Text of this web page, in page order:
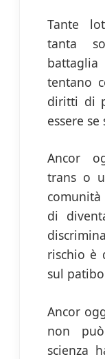
Tante
tanta
tentano
diritti di
essere se
Ancor
trans o
di
rischio è
sul
Ancor
non
scienza